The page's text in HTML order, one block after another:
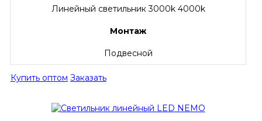
Линейный светильник 3000k 4000k
Монтаж
Подвесной
Купить оптом Заказать